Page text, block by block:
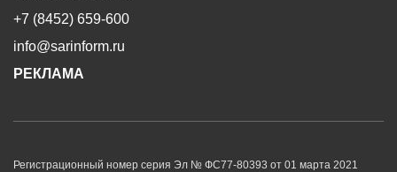
+7 (8452) 659-600
info@sarinform.ru
РЕКЛАМА
Регистрационный номер серия Эл № ФС77-80393 от 01 марта 2021